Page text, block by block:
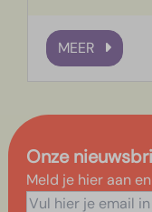
MEER
Onze
Meld je hier aan